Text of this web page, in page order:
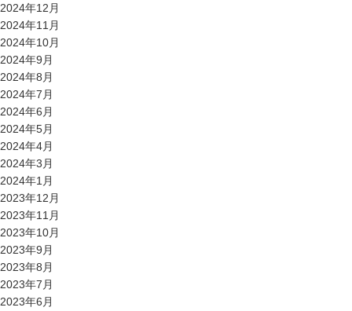
2024年12月
2024年11月
2024年10月
2024年9月
2024年8月
2024年7月
2024年6月
2024年5月
2024年4月
2024年3月
2024年1月
2023年12月
2023年11月
2023年10月
2023年9月
2023年8月
2023年7月
2023年6月